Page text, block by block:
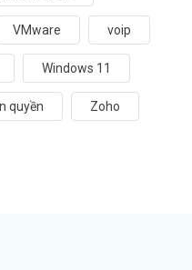
VMware voip
Windows 11
quyền Zoho